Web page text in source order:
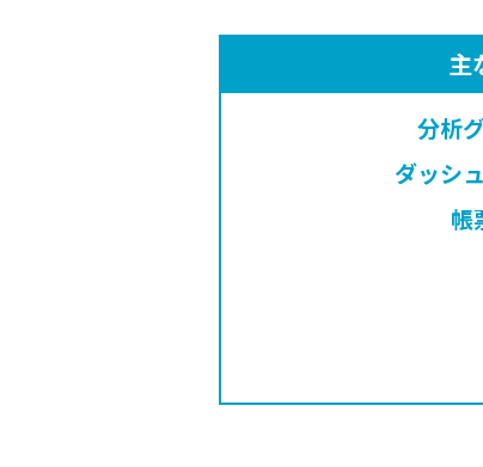
主
分析
ダッシ
帳